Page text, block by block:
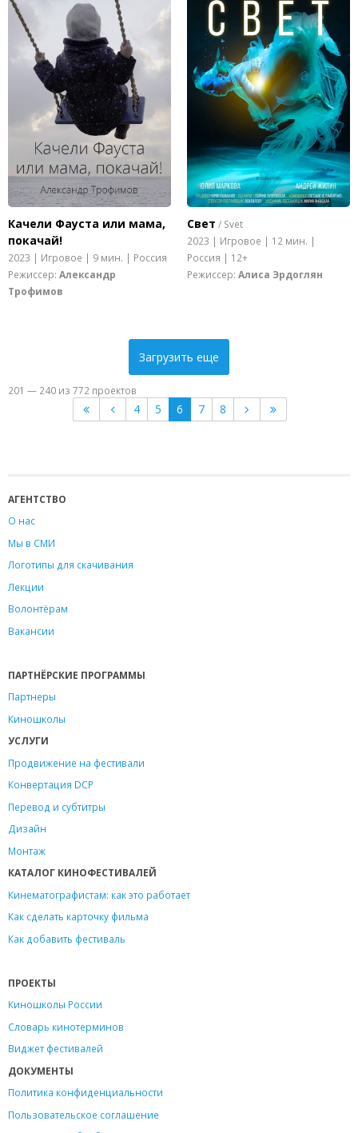
Качели Фауста или мама,
покачай!
2023 | Игровое | 9 мин. | Россия
Режиссер: Александр
Трофимов
Свет / Svet
2023 | Игровое | 12 мин. |
Россия | 12+
Режиссер: Алиса Эрдоглян
Загрузить еще
201 — 240 из 772 проектов
4 5 6 7 8
АГЕНТСТВО
О нас
Мы в СМИ
Логотипы для скачивания
Лекции
Волонтёрам
Вакансии
ПАРТНЁРСКИЕ ПРОГРАММЫ
Партнеры
Киношколы
УСЛУГИ
Продвижение на фестивали
Конвертация DCP
Перевод и субтитры
Дизайн
Монтаж
КАТАЛОГ КИНОФЕСТИВАЛЕЙ
Кинематографистам: как это работает
Как сделать карточку фильма
Как добавить фестиваль
ПРОЕКТЫ
Киношколы России
Словарь кинотерминов
Виджет фестивалей
ДОКУМЕНТЫ
Политика конфиденциальности
Пользовательское соглашение